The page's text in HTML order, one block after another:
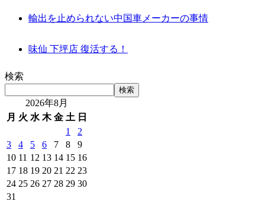
輸出を止められない中国車メーカーの事情
味仙 下坪店 復活する！
検索
検索
2026年8月
月 火 水 木 金 土 日
1
2
3
4 5 6 7 8
9
10 11 12 13 14 15 16
17 18 19 20 21 22 23
24 25 26 27 28 29 30
31